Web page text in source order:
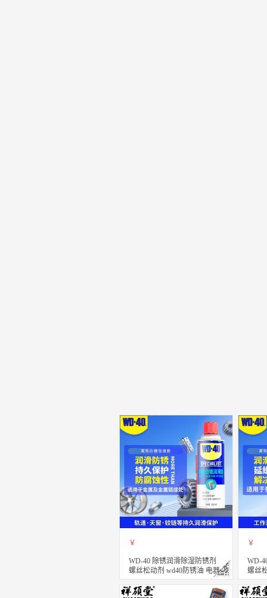
￥
WD-40 除锈润滑除湿防锈剂
螺丝松动剂 wd40防锈油 电器
清洁油污去除剂 专效型高效白
锂润滑脂 360ml
立即购买
￥
WD-
螺丝
清洁
质润
立